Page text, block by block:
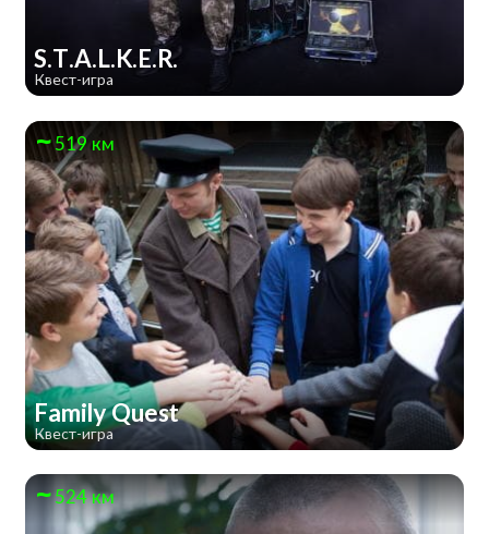
S.T.A.L.K.E.R.
Квест-игра
519 км
Family Quest
Квест-игра
524 км